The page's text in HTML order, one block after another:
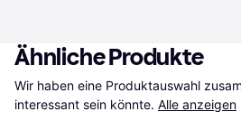
Ähnliche Produkte
Wir haben eine Produktauswahl
interessant sein könnte. Alle anzeigen